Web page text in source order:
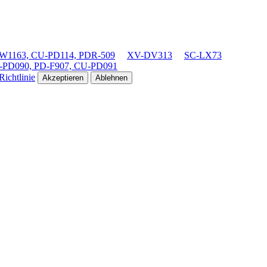
CU-PD114, PDR-509 XV-DV313
SC-LX73
PD-F907, CU-PD091
Akzeptieren Ablehnen